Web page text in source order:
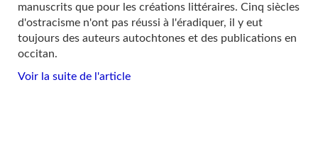
manuscrits que pour les créations littéraires. Cinq siècles
d'ostracisme n'ont pas réussi à l'éradiquer, il y eut
toujours des auteurs autochtones et des publications en
occitan.
Voir la suite de l'article